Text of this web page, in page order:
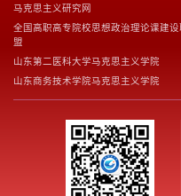
马克思主义研究网
全国高职高专院校思想政治理论课建设
盟
山东第二医科大学马克思主义学院
山东商务技术学院马克思主义学院